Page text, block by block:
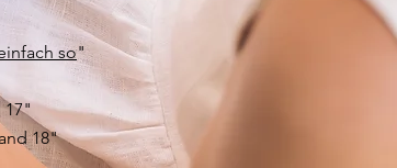
so"
17"
18"